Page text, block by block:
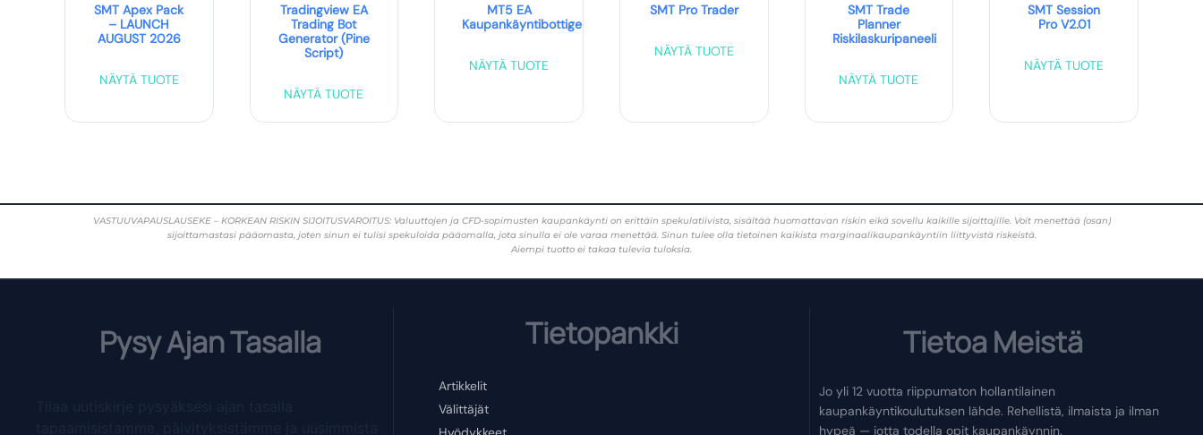
SMT Apex Pack
– LAUNCH
AUGUST 2026
NÄYTÄ TUOTE
Tradingview EA
Trading Bot
Generator (Pine
Script)
NÄYTÄ TUOTE
MT5 EA
Kaupankäyntibottigeneraattori
NÄYTÄ TUOTE
SMT Pro Trader
NÄYTÄ TUOTE
SMT Trade
Planner
Riskilaskuripaneeli
NÄYTÄ TUOTE
SMT Session
Pro V2.01
NÄYTÄ TUOTE
VASTUUVAPAUSLAUSEKE – KORKEAN RISKIN SIJOITUSVAROITUS: Valuuttojen ja CFD-sopimusten kaupankäynti on erittäin spekulatiivista, sisältää huomattavan riskin eikä sovellu kaikille sijoittajille. Voit menettää (osan)
sijoittamastasi pääomasta, joten sinun ei tulisi spekuloida pääomalla, jota sinulla ei ole varaa menettää. Sinun tulee olla tietoinen kaikista marginaalikaupankäyntiin liittyvistä riskeistä.
Aiempi tuotto ei takaa tulevia tuloksia.
Pysy Ajan Tasalla Tietopankki
Artikkelit
Välittäjät
Tietoa Meistä
Jo yli 12 vuotta riippumaton hollantilainen
kaupankäyntikoulutuksen lähde. Rehellistä, ilmaista ja ilman
hypeä — jotta todella opit kaupankäynnin.